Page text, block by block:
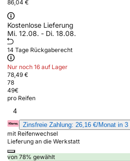
86,04 €
Kostenlose Lieferung
Mi. 12.08. - Di. 18.08.
14 Tage Rückgaberecht
Nur noch 16 auf Lager
78,49 €
78
49€
pro Reifen
4
Zinsfreie Zahlung: 26,16 €/Monat in 3
mit Reifenwechsel
Lieferung an die Werkstatt
von 78% gewählt